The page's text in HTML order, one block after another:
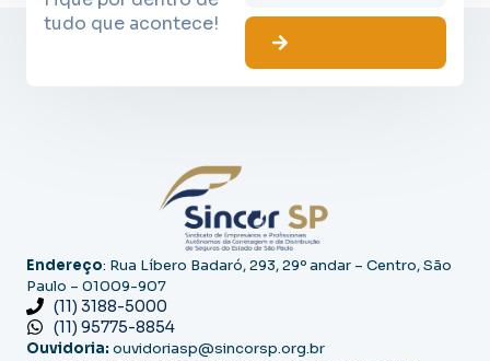
tudo que acontece!
Endereço: Rua Líbero Badaró, 293, 29º andar – Centro, São
Paulo – 01009-907
(11) 3188-5000
(11) 95775-8854
Ouvidoria: ouvidoriasp@sincorsp.org.br